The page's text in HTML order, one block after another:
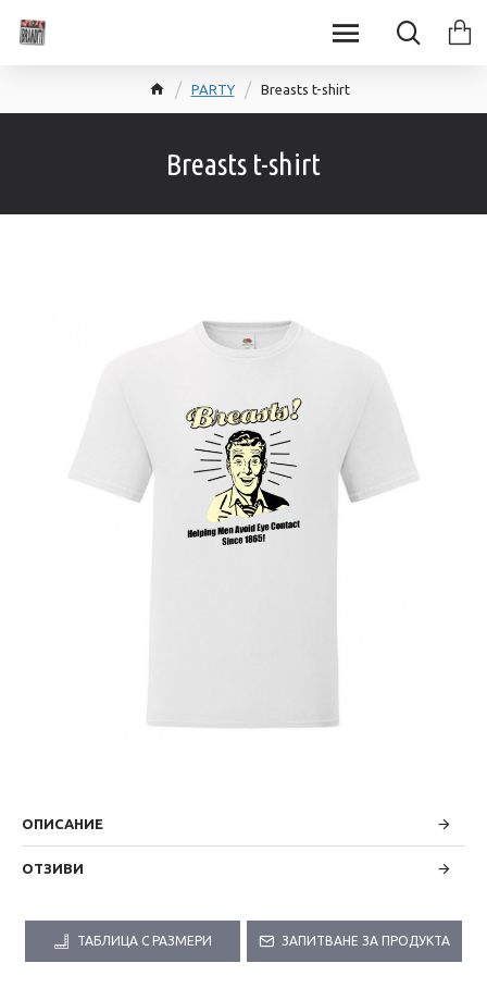
PARTY Breasts t-shirt
Breasts t-shirt
ОПИСАНИЕ
ОТЗИВИ
ТАБЛИЦА С РАЗМЕРИ ЗАПИТВАНЕ ЗА ПРОДУКТА